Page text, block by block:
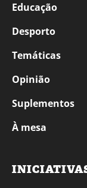
Educação
Desporto
Temáticas
Opinião
Suplementos
À mesa